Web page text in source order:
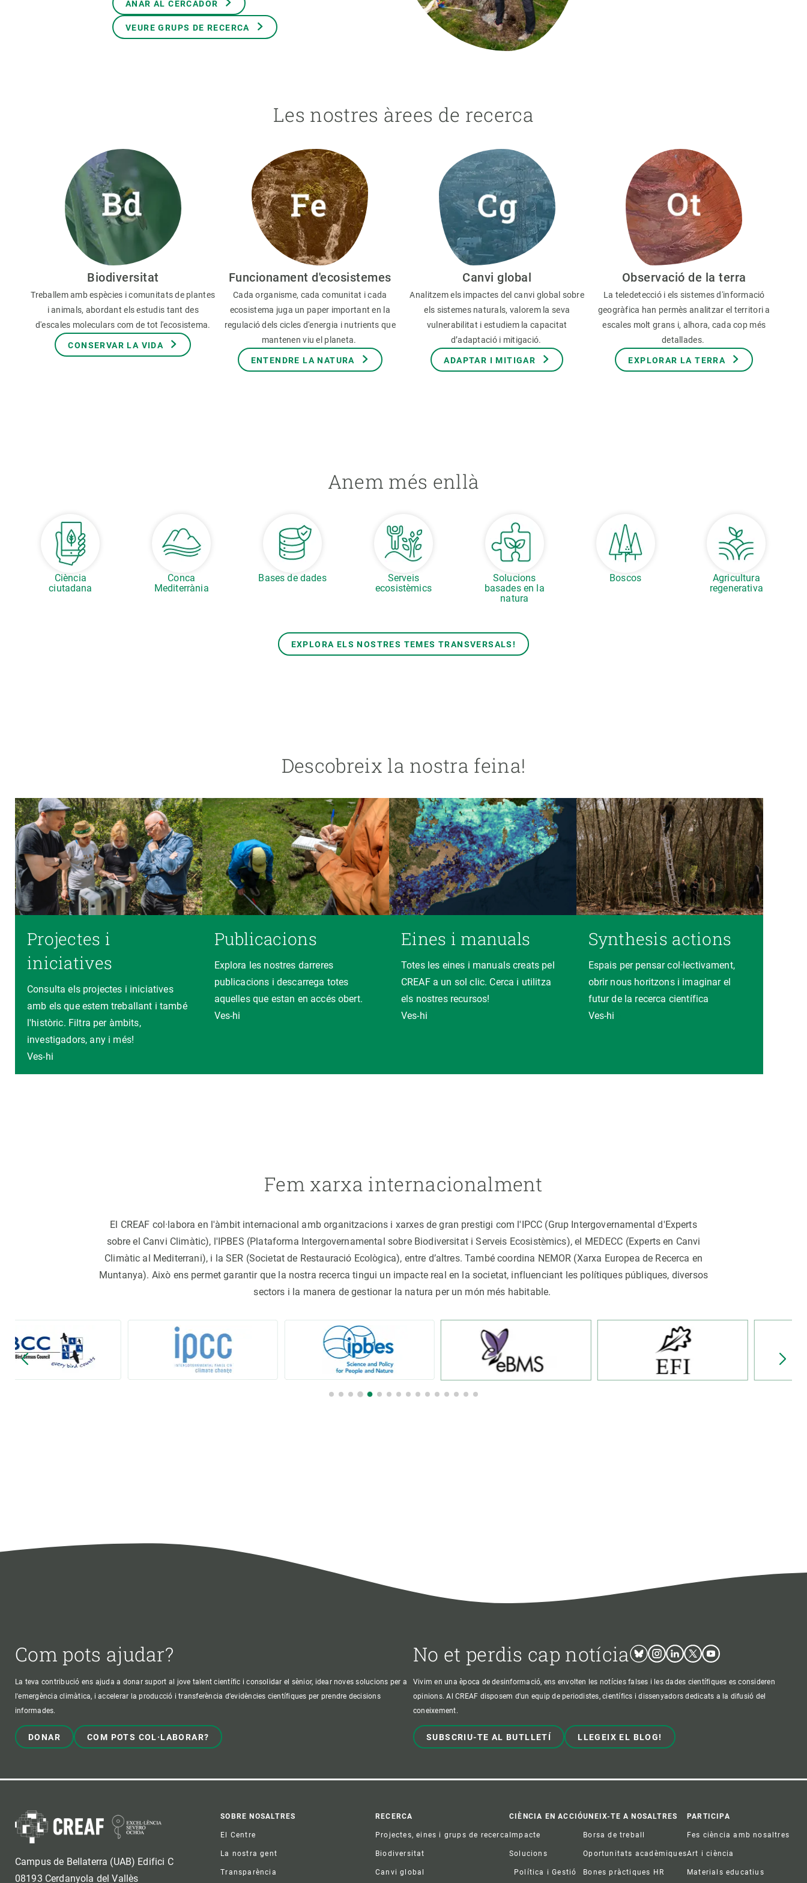
ANAR AL CERCADOR
VEURE GRUPS DE RECERCA
Les nostres àrees de recerca
Biodiversitat
Treballem amb espècies i comunitats de plantes
i animals, abordant els estudis tant des
d'escales moleculars com de tot l'ecosistema.
CONSERVAR LA VIDA
Funcionament d'ecosistemes
Cada organisme, cada comunitat i cada
ecosistema juga un paper important en la
regulació dels cicles d'energia i nutrients que
mantenen viu el planeta.
ENTENDRE LA NATURA
Canvi global
Analitzem els impactes del canvi global sobre
els sistemes naturals, valorem la seva
vulnerabilitat i estudiem la capacitat
d’adaptació i mitigació.
ADAPTAR I MITIGAR
Observació de la terra
La teledetecció i els sistemes d'informació
geogràfica han permès analitzar el territori a
escales molt grans i, alhora, cada cop més
detallades.
EXPLORAR LA TERRA
Anem més enllà
Ciència
ciutadana
Conca
Mediterrània
Bases de dades
Serveis
ecosistèmics
Solucions
basades en la
natura
Boscos
Agricultura
regenerativa
EXPLORA ELS NOSTRES TEMES TRANSVERSALS!
Descobreix la nostra feina!
Projectes i
iniciatives
Consulta els projectes i iniciatives
amb els que estem treballant i també
l'històric. Filtra per àmbits,
investigadors, any i més!
Ves-hi
Publicacions
Explora les nostres darreres
publicacions i descarrega totes
aquelles que estan en accés obert.
Ves-hi
Eines i manuals
Totes les eines i manuals creats pel
CREAF a un sol clic. Cerca i utilitza
els nostres recursos!
Ves-hi
Synthesis actions
Espais per pensar col·lectivament,
obrir nous horitzons i imaginar el
futur de la recerca científica
Ves-hi
Fem xarxa internacionalment
El CREAF col·labora en l'àmbit internacional amb organitzacions i xarxes de gran prestigi com l'IPCC (Grup Intergovernamental d'Experts
sobre el Canvi Climàtic), l'IPBES (Plataforma Intergovernamental sobre Biodiversitat i Serveis Ecosistèmics), el MEDECC (Experts en Canvi
Climàtic al Mediterrani), i la SER (Societat de Restauració Ecològica), entre d’altres. També coordina NEMOR (Xarxa Europea de Recerca en
Muntanya). Això ens permet garantir que la nostra recerca tingui un impacte real en la societat, influenciant les polítiques públiques, diversos
sectors i la manera de gestionar la natura per un món més habitable.
Com pots ajudar?
La teva contribució ens ajuda a donar suport al jove talent científic i consolidar el sènior, idear noves solucions per a
l'emergència climàtica, i accelerar la producció i transferència d’evidències científiques per prendre decisions
informades.
DONAR COM POTS COL·LABORAR?
No et perdis cap notícia BlueskyInstagram
LinkedinTwitterYoutube
Vivim en una època de desinformació, ens envolten les notícies falses i les dades científiques es consideren
opinions. Al CREAF disposem d'un equip de periodistes, científics i dissenyadors dedicats a la difusió del
coneixement.
SUBSCRIU-TE AL BUTLLETÍ LLEGEIX EL BLOG!
Campus de Bellaterra (UAB) Edifici C
08193 Cerdanyola del Vallès
Footer
SOBRE NOSALTRES
El Centre
La nostra gent
Transparència
RECERCA
Projectes, eines i grups de recerca
Biodiversitat
Canvi global
CIÈNCIA EN ACCIÓ
Impacte
Solucions
Política i Gestió
UNEIX-TE A NOSALTRES
Borsa de treball
Oportunitats acadèmiques
Bones pràctiques HR
PARTICIPA
Fes ciència amb nosaltres
Art i ciència
Materials educatius
Equitat, Diversitat i Inclusió (EDI)
Observació de la terra
Temes transversals
Publicacions
Programa de màsters i doctorat
Vine de visitant o sabàtic
Segell de bones pràctiques HRS4R
T’oferim formació